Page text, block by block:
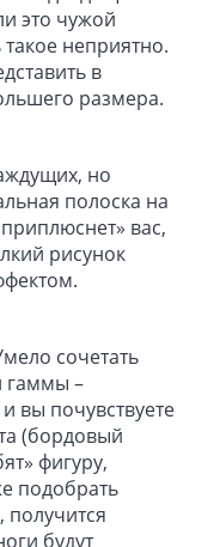
это чужой
неприятно.
в
размера.
но
полоска на
вас,
рисунок
сочетать
гаммы –
вы почувствуете
(бордовый
фигуру,
подобрать
получится
будут